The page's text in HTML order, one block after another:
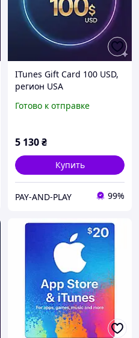
ITunes Gift Card 100 USD,
регион USA
Готово к отправке
5 130₴
Купить
PAY-AND-PLAY 99%